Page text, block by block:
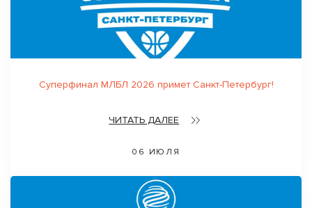
Суперфинал МЛБЛ 2026 примет Санкт-Петербург!
ЧИТАТЬ ДАЛЕЕ
06 ИЮЛЯ